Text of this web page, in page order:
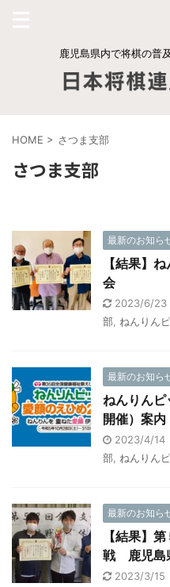
鹿児島県内で将棋の普
HOME > さつま支部
さつま支部
最新のお知ら
【結果】
会
2023/6/23
部 ねんりん
最新のお知ら
ねんりん
開催）案内
2023/4/14
部 ねんりん
最新のお知ら
【結果】
戦 鹿児島
2023/3/15